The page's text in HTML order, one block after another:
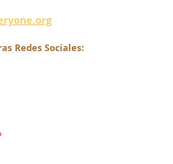
Redes Sociales: